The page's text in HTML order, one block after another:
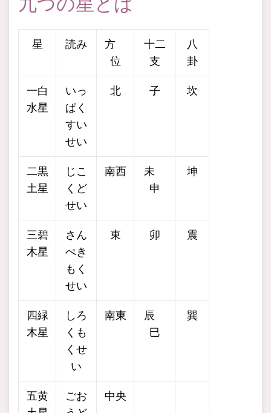
星 読み
方
位
十二
支
八
卦
一白
水星
いっ
ぱく
すい
せい
北 子 坎
二黒
土星
じこ
くど
せい
南西
未
申
坤
三碧
木星
さん
ぺき
もく
せい
東 卯 震
四緑
木星
しろ
くも
くせ
い
南東
辰
巳
巽
五黄
ごお
中央